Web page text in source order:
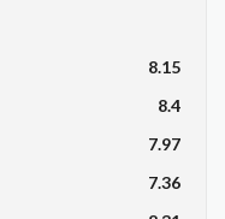
8.15
8.4
7.97
7.36